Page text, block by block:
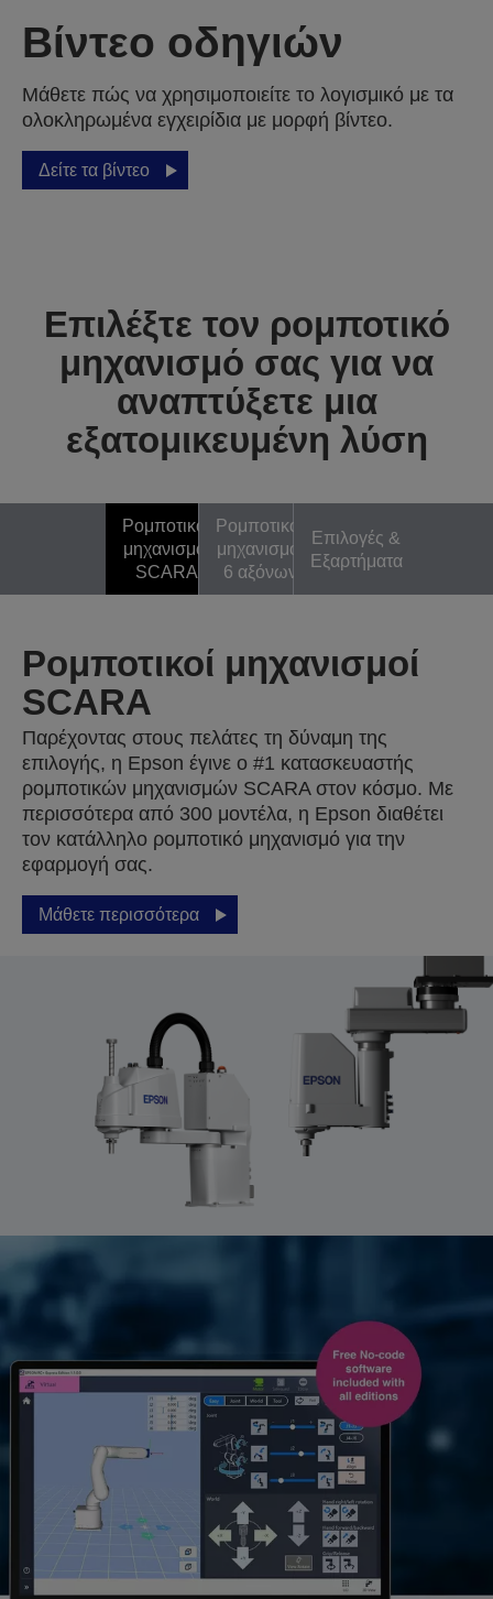
Βίντεο οδηγιών
Μάθετε πώς να χρησιμοποιείτε το λογισμικό με τα
ολοκληρωμένα εγχειρίδια με μορφή βίντεο.
Δείτε τα βίντεο
Επιλέξτε τον ρομποτικό
μηχανισμό σας για να
αναπτύξετε μια
εξατομικευμένη λύση
Ρομποτικοί
μηχανισμοί
SCARA
Ρομποτικοί
μηχανισμοί
6 αξόνων
Επιλογές &
Εξαρτήματα
Ρομποτικοί μηχανισμοί
SCARA
Παρέχοντας στους πελάτες τη δύναμη της
επιλογής, η Epson έγινε ο #1 κατασκευαστής
ρομποτικών μηχανισμών SCARA στον κόσμο. Με
περισσότερα από 300 μοντέλα, η Epson διαθέτει
τον κατάλληλο ρομποτικό μηχανισμό για την
εφαρμογή σας.
Μάθετε περισσότερα